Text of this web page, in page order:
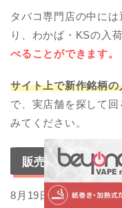
タバコ専門店の中に
り、わかば・KSの入
べることができます。
サイト上で新作銘柄
で、実店舗を探して
みてください。
販売店⑤：タバコ
8月19日に再販される